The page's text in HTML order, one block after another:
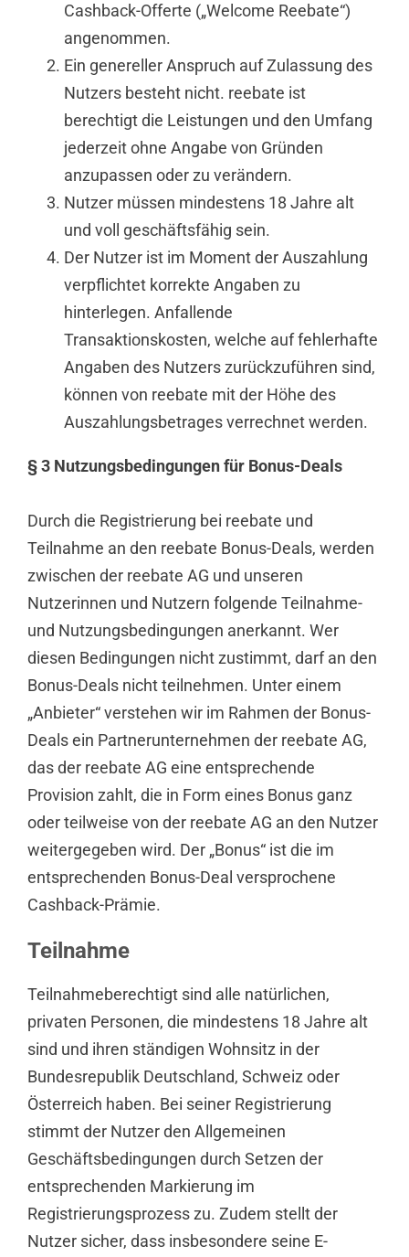
Cashback-Offerte („Welcome Reebate“)
angenommen.
Ein genereller Anspruch auf Zulassung des
Nutzers besteht nicht. reebate ist
berechtigt die Leistungen und den Umfang
jederzeit ohne Angabe von Gründen
anzupassen oder zu verändern.
Nutzer müssen mindestens 18 Jahre alt
und voll geschäftsfähig sein.
Der Nutzer ist im Moment der Auszahlung
verpflichtet korrekte Angaben zu
hinterlegen. Anfallende
Transaktionskosten, welche auf fehlerhafte
Angaben des Nutzers zurückzuführen sind,
können von reebate mit der Höhe des
Auszahlungsbetrages verrechnet werden.
§ 3 Nutzungsbedingungen für Bonus-Deals
Durch die Registrierung bei reebate und
Teilnahme an den reebate Bonus-Deals, werden
zwischen der reebate AG und unseren
Nutzerinnen und Nutzern folgende Teilnahme-
und Nutzungsbedingungen anerkannt. Wer
diesen Bedingungen nicht zustimmt, darf an den
Bonus-Deals nicht teilnehmen. Unter einem
„Anbieter“ verstehen wir im Rahmen der Bonus-
Deals ein Partnerunternehmen der reebate AG,
das der reebate AG eine entsprechende
Provision zahlt, die in Form eines Bonus ganz
oder teilweise von der reebate AG an den Nutzer
weitergegeben wird. Der „Bonus“ ist die im
entsprechenden Bonus-Deal versprochene
Cashback-Prämie.
Teilnahme
Teilnahmeberechtigt sind alle natürlichen,
privaten Personen, die mindestens 18 Jahre alt
sind und ihren ständigen Wohnsitz in der
Bundesrepublik Deutschland, Schweiz oder
Österreich haben. Bei seiner Registrierung
stimmt der Nutzer den Allgemeinen
Geschäftsbedingungen durch Setzen der
entsprechenden Markierung im
Registrierungsprozess zu. Zudem stellt der
Nutzer sicher, dass insbesondere seine E-